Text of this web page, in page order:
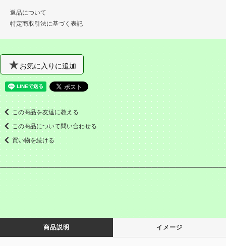
返品について
特定商取引法に基づく表記
お気に入りに追加
この商品を友達に教える
この商品について問い合わせる
買い物を続ける
商品説明 イメージ